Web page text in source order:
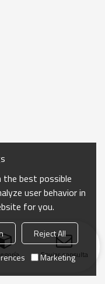
Enviar consulta
best possible
user behavior in
for you.
Reject All
Marketing